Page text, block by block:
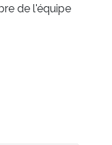
de l'équipe